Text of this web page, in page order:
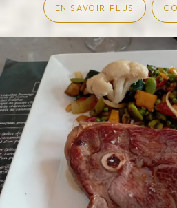
EN SAVOIR PLUS